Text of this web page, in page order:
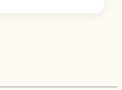
旅行季节、附近沙滩